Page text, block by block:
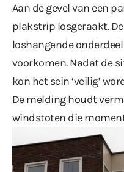
Aan de gevel van een
plakstrip losgeraakt.
loshangende
voorkomen. Nadat de
kon het sein ‘veilig’
De melding houdt
windstoten die